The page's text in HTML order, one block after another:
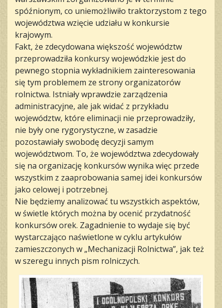
spóźnionym, co uniemożliwiło traktorzystom z tego
województwa wzięcie udziału w konkursie
krajowym.
Fakt, że zdecydowana większość województw
przeprowadziła konkursy wojewódzkie jest do
pewnego stopnia wykładnikiem zainteresowania
się tym problemem ze strony organizatorów
rolnictwa. Istniały wprawdzie zarządzenia
administracyjne, ale jak widać z przykładu
województw, które eliminacji nie przeprowadziły,
nie były one rygorystyczne, w zasadzie
pozostawiały swobodę decyzji samym
województwom. To, że województwa zdecydowały
się na organizację konkursów wynika więc przede
wszystkim z zaaprobowania samej idei konkursów
jako celowej i potrzebnej.
Nie będziemy analizować tu wszystkich aspektów,
w świetle których można by ocenić przydatność
konkursów orek. Zagadnienie to wydaje się być
wystarczająco naświetlone w cyklu artykułów
zamieszczonych w „Mechanizacji Rolnictwa”, jak też
w szeregu innych pism rolniczych.